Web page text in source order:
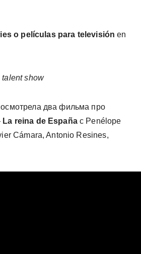
o películas para televisión en
talent show
два фильма про
La reina de Españaс Penélope
Cámara, Antonio Resines,